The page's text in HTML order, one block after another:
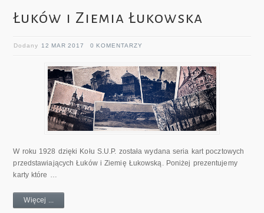
Łuków i Ziemia Łukowska
Dodany 12 MAR 2017 0 KOMENTARZY
W roku 1928 dzięki Kołu S.U.P. została wydana seria kart pocztowych
przedstawiających Łuków i Ziemię Łukowską. Poniżej prezentujemy
karty które …
Więcej ...